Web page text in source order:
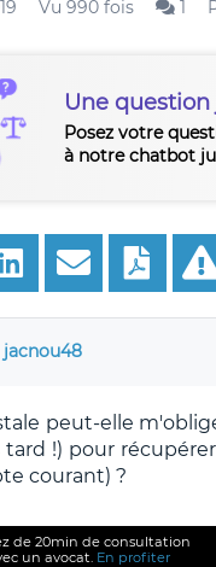
Vu 990 fois 1
Une
Posez votre
à notre chatbot
jacnou48
peut-elle
tard !) pour
courant) ?
de 20min de consultation
un avocat. En profiter